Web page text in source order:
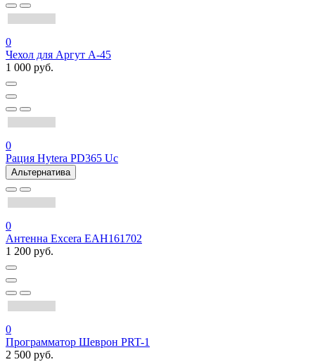
0
Чехол для Аргут А-45
1 000 руб.
0
Рация Hytera PD365 Uc
Альтернатива
0
Антенна Excera EAH161702
1 200 руб.
0
Программатор Шеврон PRT-1
2 500 руб.